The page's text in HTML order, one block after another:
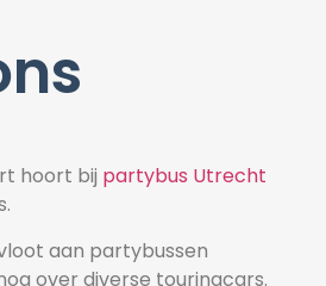
hoort bij partybus Utrecht
aan partybussen
over diverse touringcars.